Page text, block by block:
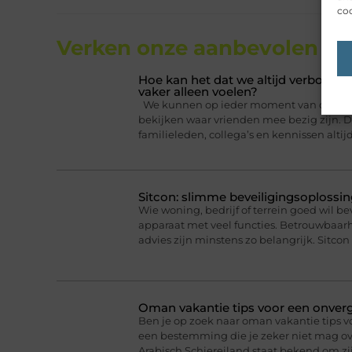
Verken onze aanbevolen
Hoe kan het dat we altijd
vaker alleen voelen?
We kunnen op ieder moment van de
bekijken waar vrienden mee bezig zijn.
familieleden, collega’s en kennissen
Sitcon: slimme
Wie woning, bedrijf of terrein goed wil
apparaat met veel functies.
advies zijn minstens zo belangrijk.
Oman vakantie tips voor een
Ben je op zoek naar oman vakantie tips
een bestemming die je zeker niet mag